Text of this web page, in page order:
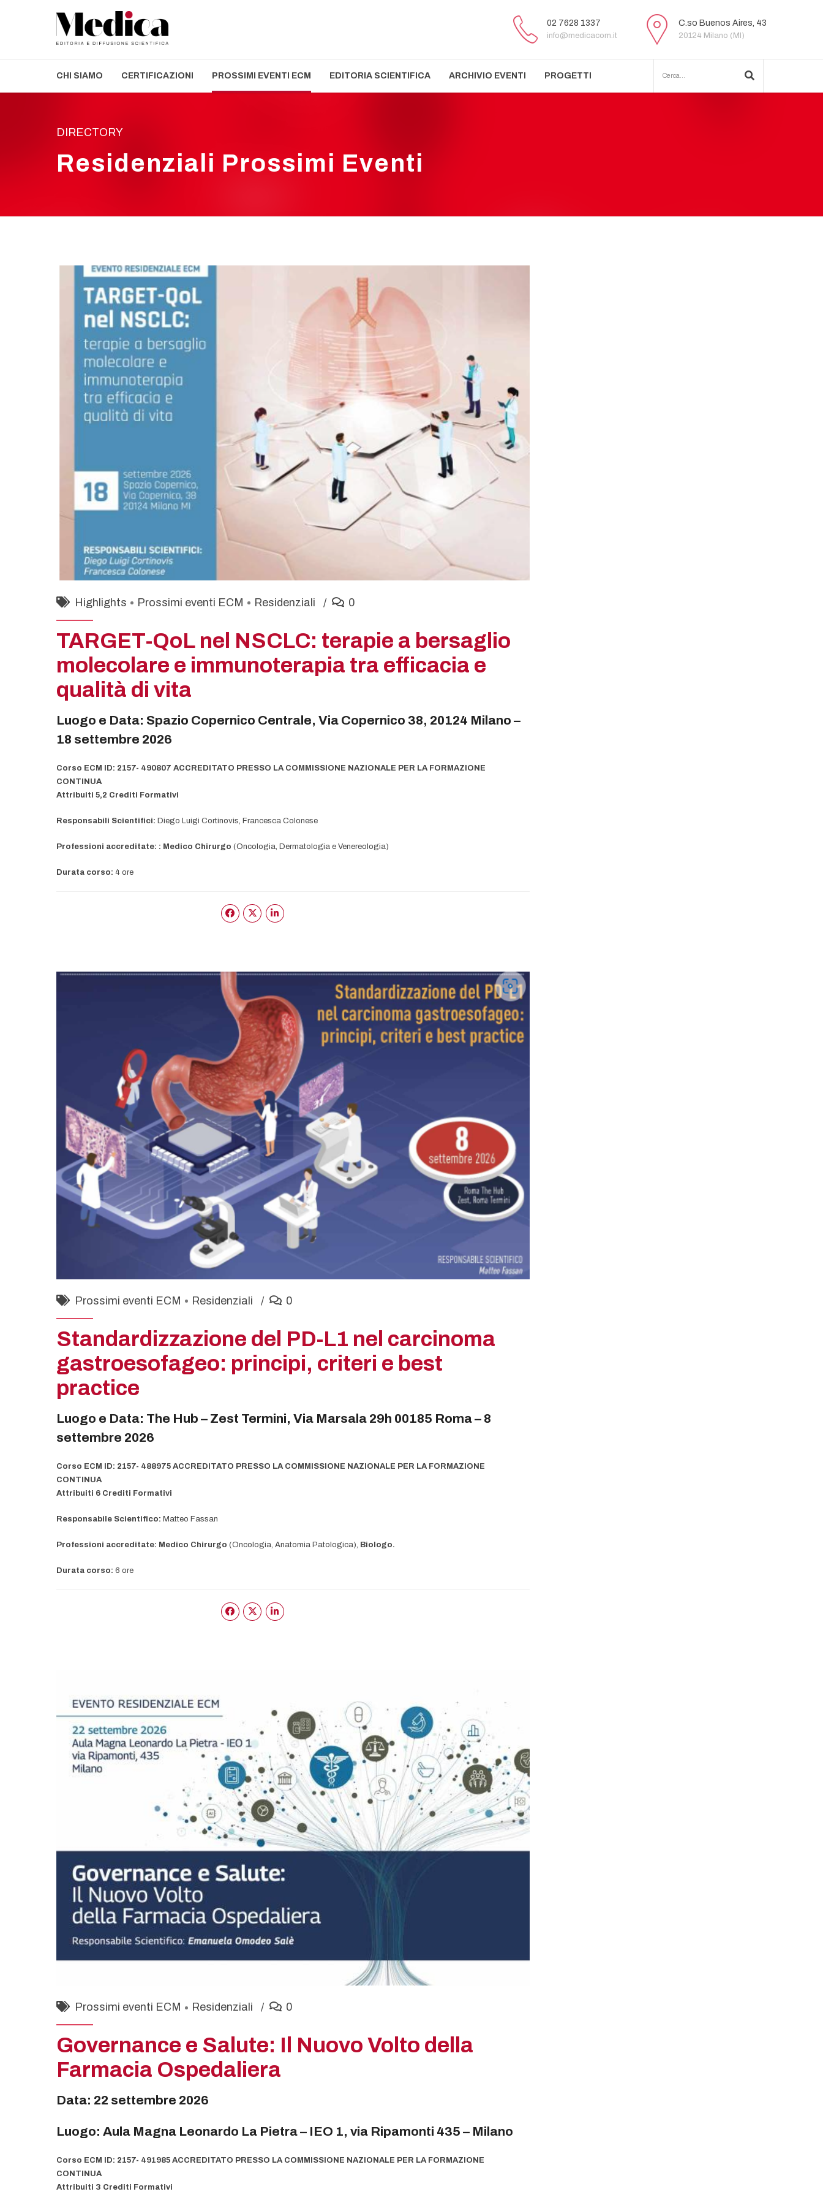
02 7628 1337
info@medicacom.it
C.so Buenos Aires, 43
20124 Milano (MI)
CHI SIAMO CERTIFICAZIONI PROSSIMI EVENTI ECM EDITORIA SCIENTIFICA ARCHIVIO EVENTI PROGETTI
DIRECTORY
Residenziali Prossimi Eventi
Highlights Prossimi eventi ECM Residenziali 0
TARGET-QoL nel NSCLC: terapie a bersaglio
molecolare e immunoterapia tra efficacia e
qualità di vita
Luogo e Data: Spazio Copernico Centrale, Via Copernico 38, 20124 Milano –
18 settembre 2026
Corso ECM ID: 2157- 490807 ACCREDITATO PRESSO LA COMMISSIONE NAZIONALE PER LA FORMAZIONE
CONTINUA
Attribuiti 5,2 Crediti Formativi
Responsabili Scientifici: Diego Luigi Cortinovis, Francesca Colonese
Professioni accreditate: : Medico Chirurgo (Oncologia, Dermatologia e Venereologia)
Durata corso: 4 ore
Prossimi eventi ECM Residenziali 0
Standardizzazione del PD-L1 nel carcinoma
gastroesofageo: principi, criteri e best
practice
Luogo e Data: The Hub – Zest Termini, Via Marsala 29h 00185 Roma – 8
settembre 2026
Corso ECM ID: 2157- 488975 ACCREDITATO PRESSO LA COMMISSIONE NAZIONALE PER LA FORMAZIONE
CONTINUA
Attribuiti 6 Crediti Formativi
Responsabile Scientifico: Matteo Fassan
Professioni accreditate: Medico Chirurgo (Oncologia, Anatomia Patologica), Biologo.
Durata corso: 6 ore
Prossimi eventi ECM Residenziali 0
Governance e Salute: Il Nuovo Volto della
Farmacia Ospedaliera
Data: 22 settembre 2026
Luogo: Aula Magna Leonardo La Pietra – IEO 1, via Ripamonti 435 – Milano
Corso ECM ID: 2157- 491985 ACCREDITATO PRESSO LA COMMISSIONE NAZIONALE PER LA FORMAZIONE
CONTINUA
Attribuiti 3 Crediti Formativi